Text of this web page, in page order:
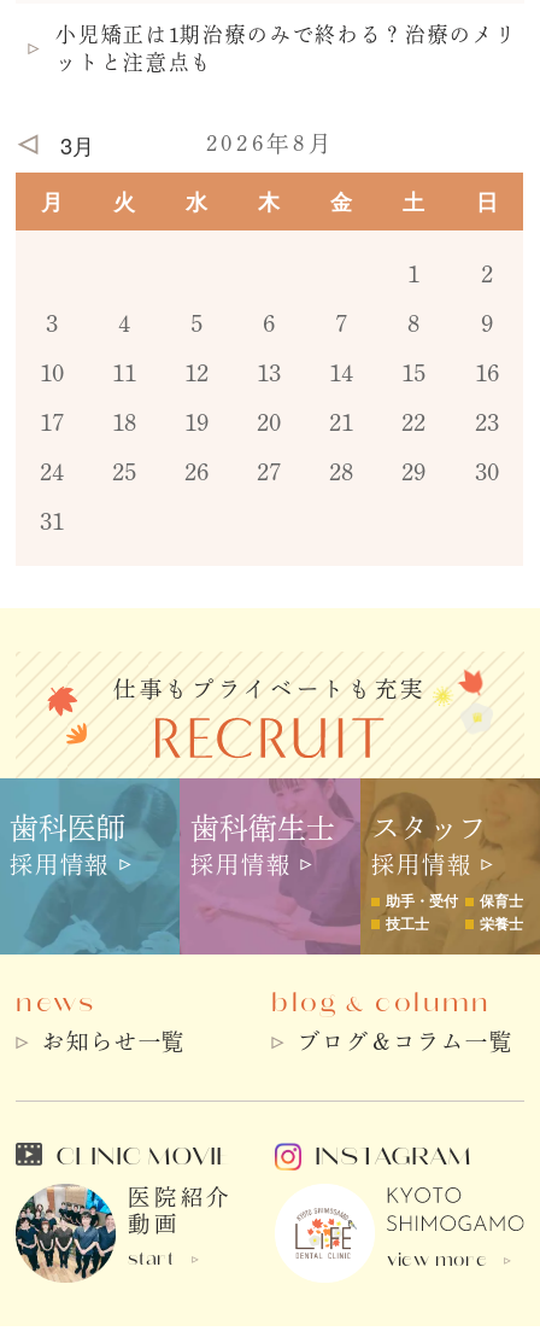
小児矯正は1期治療のみで終わる？治療のメリ
ットと注意点も
2026年8月
月 火 水 木 金 土 日
3月
1 2
3 4 5 6 7 8 9
10 11 12 13 14 15 16
17 18 19 20 21 22 23
24 25 26 27 28 29 30
31
仕事もプライベートも充実
歯科医師
採用情報
歯科衛生士
採用情報
スタッフ
採用情報
助手・受付
保育士
技工士
栄養士
news
お知らせ一覧
blog& column
ブログ＆コラム一覧
CLINIC MOVIE
医院紹介
動画
start
INSTAGRAM
view more